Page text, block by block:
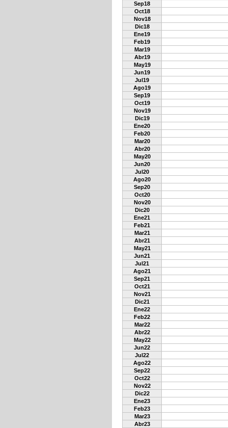
Sep18
Oct18
Nov18
Dic18
Ene19
Feb19
Mar19
Abr19
May19
Jun19
Jul19
Ago19
Sep19
Oct19
Nov19
Dic19
Ene20
Feb20
Mar20
Abr20
May20
Jun20
Jul20
Ago20
Sep20
Oct20
Nov20
Dic20
Ene21
Feb21
Mar21
Abr21
May21
Jun21
Jul21
Ago21
Sep21
Oct21
Nov21
Dic21
Ene22
Feb22
Mar22
Abr22
May22
Jun22
Jul22
Ago22
Sep22
Oct22
Nov22
Dic22
Ene23
Feb23
Mar23
Abr23